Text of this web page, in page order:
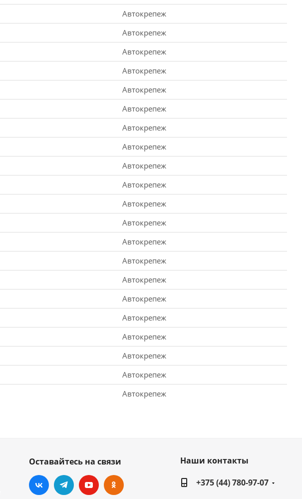
Автокрепеж
Автокрепеж
Автокрепеж
Автокрепеж
Автокрепеж
Автокрепеж
Автокрепеж
Автокрепеж
Автокрепеж
Автокрепеж
Автокрепеж
Автокрепеж
Автокрепеж
Автокрепеж
Автокрепеж
Автокрепеж
Автокрепеж
Автокрепеж
Автокрепеж
Автокрепеж
Автокрепеж
Оставайтесь на связи
Наши контакты
+375 (44) 780-97-07